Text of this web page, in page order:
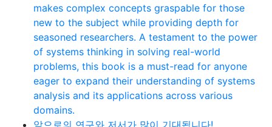
makes complex concepts graspable for those
new to the subject while providing depth for
seasoned researchers. A testament to the power
of systems thinking in solving real-world
problems, this book is a must-read for anyone
eager to expand their understanding of systems
analysis and its applications across various
domains.
앞으로의 연구와 저서가 많이 기대됩니다!